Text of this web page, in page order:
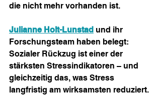
die nicht mehr vorhanden ist.
Julianne Holt-Lunstad und ihr
Forschungsteam haben belegt:
Sozialer Rückzug ist einer der
stärksten Stressindikatoren – und
gleichzeitig das, was Stress
langfristig am wirksamsten reduziert.